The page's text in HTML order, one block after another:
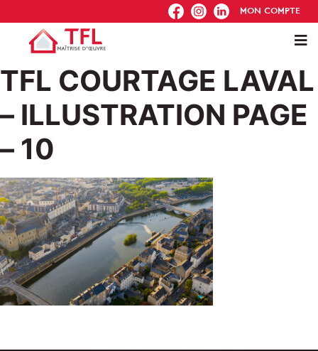
FB IG IN MON COMPTE
TFL COURTAGE LAVAL
– ILLUSTRATION PAGE
– 10